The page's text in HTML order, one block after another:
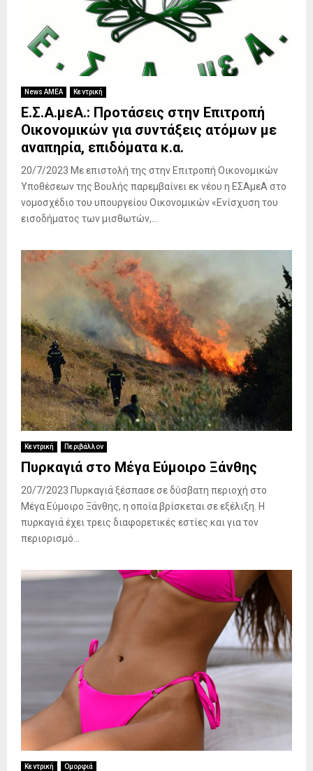
News ΑΜΕΑ Κεντρική
Ε.Σ.Α.μεΑ.: Προτάσεις στην Επιτροπή
Οικονομικών για συντάξεις ατόμων με
αναπηρία, επιδόματα κ.α.
20/7/2023 Με επιστολή της στην Επιτροπή Οικονομικών
Υποθέσεων της Βουλής παρεμβαίνει εκ νέου η ΕΣΑμεΑ στο
νομοσχέδιο του υπουργείου Οικονομικών «Ενίσχυση του
εισοδήματος των μισθωτών,...
Κεντρική Περιβάλλον
Πυρκαγιά στο Μέγα Εύμοιρο Ξάνθης
20/7/2023 Πυρκαγιά ξέσπασε σε δύσβατη περιοχή στο
Μέγα Εύμοιρο Ξάνθης, η οποία βρίσκεται σε εξέλιξη. Η
πυρκαγιά έχει τρεις διαφορετικές εστίες και για τον
περιορισμό...
Κεντρική Ομορφιά